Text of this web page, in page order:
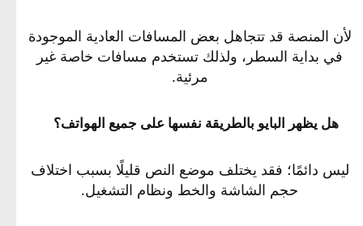
لأن المنصة قد تتجاهل بعض المسافات العادية الموجودة
في بداية السطر، ولذلك تستخدم مسافات خاصة غير
مرئية.
هل يظهر البايو بالطريقة نفسها على جميع الهواتف؟​
ليس دائمًا؛ فقد يختلف موضع النص قليلًا بسبب اختلاف
حجم الشاشة والخط ونظام التشغيل.